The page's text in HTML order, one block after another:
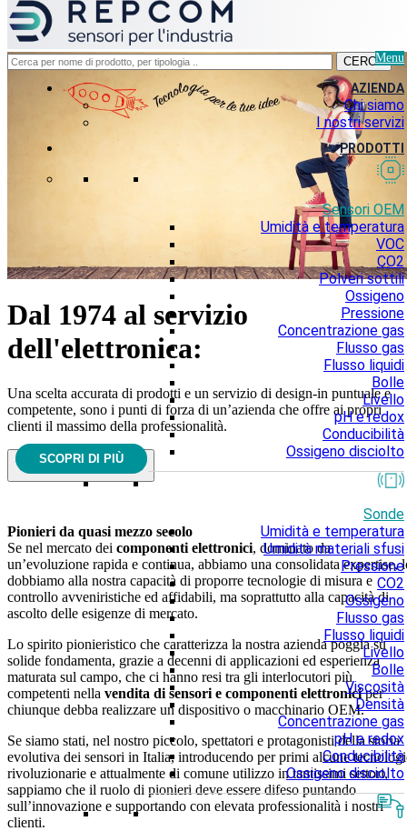
Menu
AZIENDA
Chi siamo
I nostri servizi
PRODOTTI
Sensori OEM
Umidità e temperatura
VOC
CO2
Polveri sottili
Ossigeno
Pressione
Concentrazione gas
Flusso gas
Flusso liquidi
Bolle
Livello
pH e redox
Conducibilità
Ossigeno disciolto
Sonde
Umidità e temperatura
Umidità materiali sfusi
Pressione
CO2
Ossigeno
Flusso gas
Flusso liquidi
Livello
Bolle
Viscosità
Densità
Concentrazione gas
pH e redox
Conducibilità
Ossigeno disciolto
CERCA
Dal 1974 al servizio
dell'elettronica:
Una scelta accurata di prodotti e un servizio di design-in puntuale e
competente, sono i punti di forza di un’azienda che offre ai propri
clienti il massimo della professionalità.
SCOPRI DI PIÙ
Pionieri da quasi mezzo secolo
Se nel mercato dei componenti elettronici, dominato da
un’evoluzione rapida e continua, abbiamo una consolidata expertise,
dobbiamo alla nostra capacità di proporre tecnologie di misura e
controllo avveniristiche ed affidabili, ma soprattutto alla capacità di
ascolto delle esigenze di mercato.
Lo spirito pionieristico che caratterizza la nostra azienda poggia su
solide fondamenta, grazie a decenni di applicazioni ed esperienza
maturata sul campo, che ci hanno resi tra gli interlocutori più
competenti nella vendita di sensori e componenti elettroniciper
chiunque debba realizzare un dispositivo o macchinario OEM.
Se siamo stati, nel nostro piccolo, spettatori e protagonisti della storia
evolutiva dei sensori in Italia, introducendo per primi alcune
rivoluzionarie e attualmente di comune utilizzo in tantissimi settori,
sappiamo che il ruolo di pionieri deve essere difeso puntando
sull’innovazione e supportando con elevata professionalità i nostri
clienti.